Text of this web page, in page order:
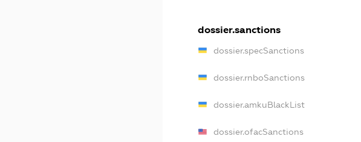
dossier.sanctions
dossier.specSanctions
dossier.rnboSanctions
dossier.amkuBlackList
dossier.ofacSanctions